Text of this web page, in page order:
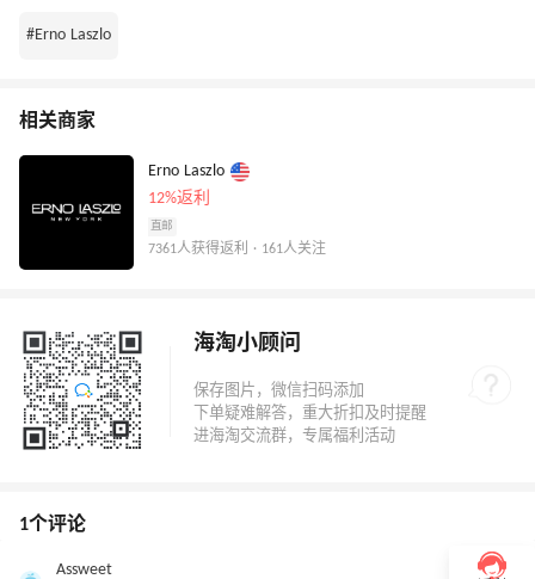
#Erno Laszlo
相关商家
Erno Laszlo
12%返利
直邮
7361人获得返利 · 161人关注
海淘小顾问
1个评论
Assweet 0